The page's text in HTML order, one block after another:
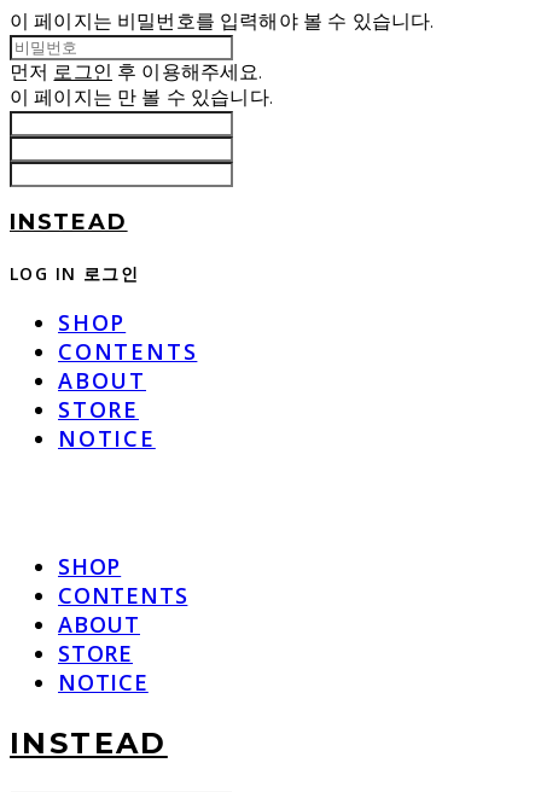
이 페이지는 비밀번호를 입력해야 볼 수 있습니다.
먼저 로그인 후 이용해주세요.
이 페이지는 만 볼 수 있습니다.
INSTEAD
LOG IN 로그인
SHOP
CONTENTS
ABOUT
STORE
NOTICE
SHOP
CONTENTS
ABOUT
STORE
NOTICE
INSTEAD